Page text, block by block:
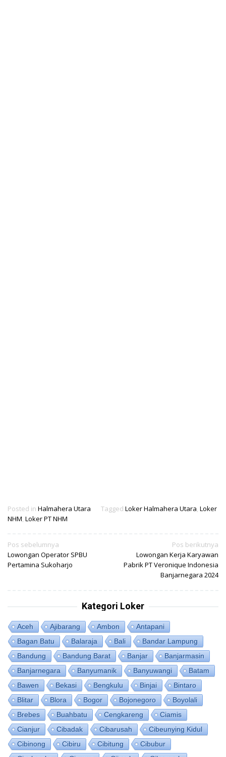
Posted in Halmahera Utara Tagged Loker Halmahera Utara Loker
NHM Loker PT NHM
Navigasi
pos
Pos sebelumnya
Lowongan Operator SPBU
Pertamina Sukoharjo
Pos berikutnya
Lowongan Kerja Karyawan
Pabrik PT Veronique Indonesia
Banjarnegara 2024
Kategori Loker
Aceh Ajibarang Ambon
Antapani
Bagan Batu
Balaraja Bali
Bandar Lampung
Bandung
Bandung Barat Banjar
Banjarmasin
Banjarnegara
Banyumanik Banyuwangi
Batam
Bawen
Bekasi Bengkulu Binjai
Bintaro
Blitar
Blora Bogor Bojonegoro
Boyolali
Brebes
Buahbatu Cengkareng
Ciamis
Cianjur
Cibadak Cibarusah
Cibeunying Kidul
Cibinong
Cibiru Cibitung
Cibubur